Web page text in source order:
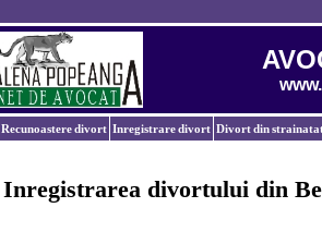
Recunoastere divort Inregistrare divort Divort din
Inregistrarea divortului din